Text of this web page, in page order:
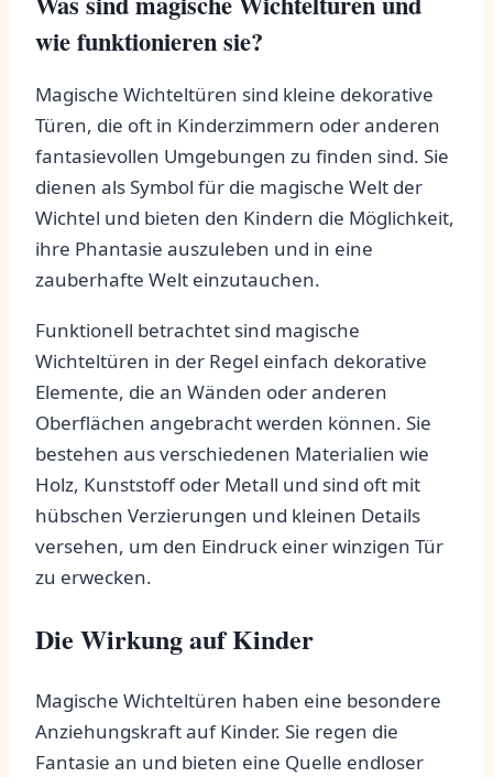
wie funktionieren sie?
Magische Wichteltüren sind⁤ kleine dekorative
Türen, die‍ oft in Kinderzimmern oder anderen‍
fantasievollen Umgebungen zu finden‌ sind. Sie
dienen als Symbol für die magische Welt der
Wichtel und bieten den Kindern die Möglichkeit,
ihre Phantasie ⁤auszuleben und‌ in eine
zauberhafte Welt einzutauchen.
Funktionell betrachtet ‌sind magische
Wichteltüren in der Regel einfach dekorative
Elemente, die an Wänden oder anderen
Oberflächen angebracht werden​ können. Sie
bestehen aus verschiedenen Materialien wie
Holz, Kunststoff oder Metall ⁢und sind oft mit
hübschen ‌Verzierungen und kleinen Details
versehen, um den Eindruck einer winzigen Tür
⁣zu erwecken.
Die Wirkung auf Kinder
Magische Wichteltüren haben eine besondere
⁤Anziehungskraft auf Kinder. Sie regen die
Fantasie an und bieten eine Quelle endloser